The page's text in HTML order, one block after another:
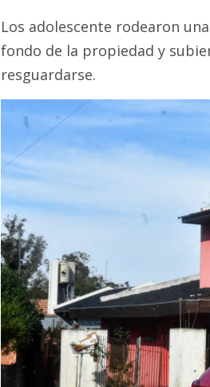
Los adolescente rodearon
fondo de la propiedad y
resguardarse.